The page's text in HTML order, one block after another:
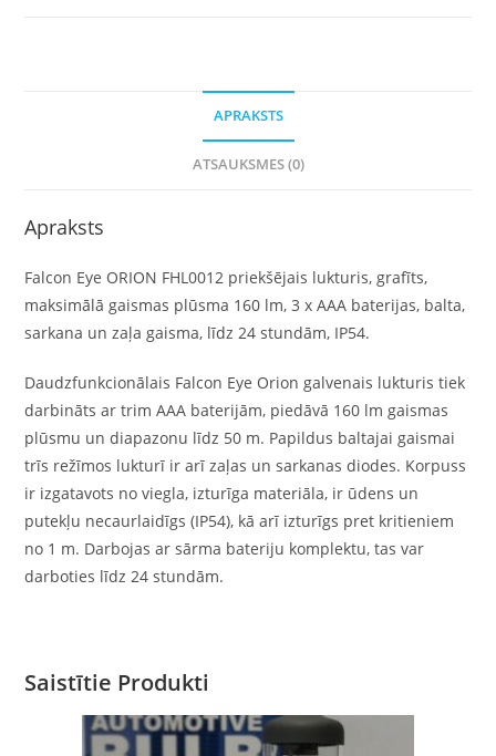
APRAKSTS
ATSAUKSMES (0)
Apraksts
Falcon Eye ORION FHL0012 priekšējais lukturis, grafīts,
maksimālā gaismas plūsma 160 lm, 3 x AAA baterijas, balta,
sarkana un zaļa gaisma, līdz 24 stundām, IP54.
Daudzfunkcionālais Falcon Eye Orion galvenais lukturis tiek
darbināts ar trim AAA baterijām, piedāvā 160 lm gaismas
plūsmu un diapazonu līdz 50 m. Papildus baltajai gaismai
trīs režīmos lukturī ir arī zaļas un sarkanas diodes. Korpuss
ir izgatavots no viegla, izturīga materiāla, ir ūdens un
putekļu necaurlaidīgs (IP54), kā arī izturīgs pret kritieniem
no 1 m. Darbojas ar sārma bateriju komplektu, tas var
darboties līdz 24 stundām.
Saistītie Produkti